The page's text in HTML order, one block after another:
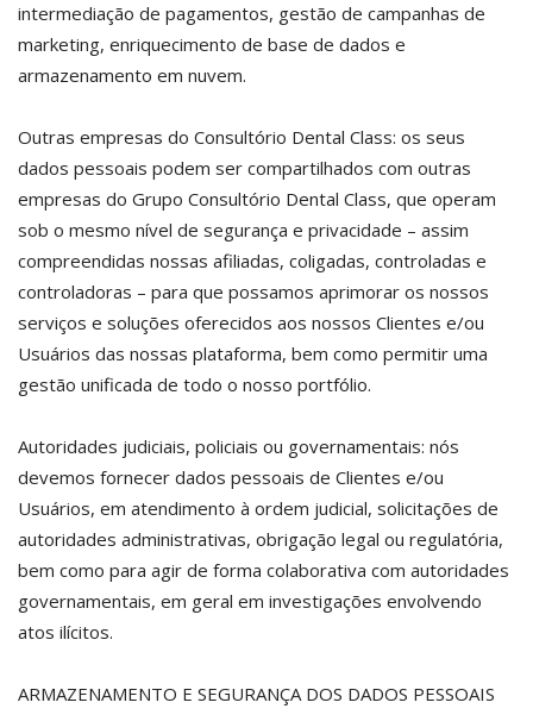
intermediação de pagamentos, gestão de campanhas de
marketing, enriquecimento de base de dados e
armazenamento em nuvem.
Outras empresas do Consultório Dental Class: os seus
dados pessoais podem ser compartilhados com outras
empresas do Grupo Consultório Dental Class, que operam
sob o mesmo nível de segurança e privacidade – assim
compreendidas nossas afiliadas, coligadas, controladas e
controladoras – para que possamos aprimorar os nossos
serviços e soluções oferecidos aos nossos Clientes e/ou
Usuários das nossas plataforma, bem como permitir uma
gestão unificada de todo o nosso portfólio.
Autoridades judiciais, policiais ou governamentais: nós
devemos fornecer dados pessoais de Clientes e/ou
Usuários, em atendimento à ordem judicial, solicitações de
autoridades administrativas, obrigação legal ou regulatória,
bem como para agir de forma colaborativa com autoridades
governamentais, em geral em investigações envolvendo
atos ilícitos.
ARMAZENAMENTO E SEGURANÇA DOS DADOS PESSOAIS